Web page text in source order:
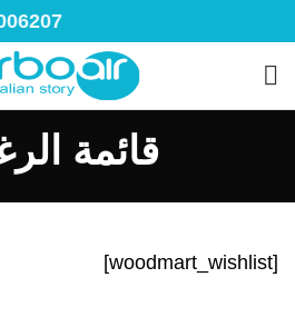
قائمة
[woodmart_wishlist]